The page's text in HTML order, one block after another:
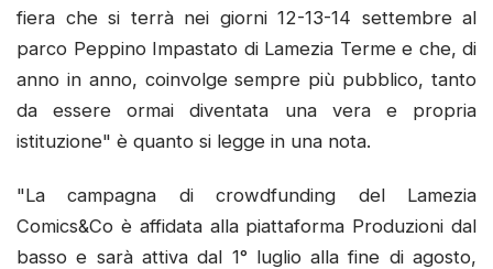
fiera che si terrà nei giorni 12-13-14 settembre al
parco Peppino Impastato di Lamezia Terme e che, di
anno in anno, coinvolge sempre più pubblico, tanto
da essere ormai diventata una vera e propria
istituzione" è quanto si legge in una nota.
"La campagna di crowdfunding del Lamezia
Comics&Co è affidata alla piattaforma Produzioni dal
basso e sarà attiva dal 1° luglio alla fine di agosto,